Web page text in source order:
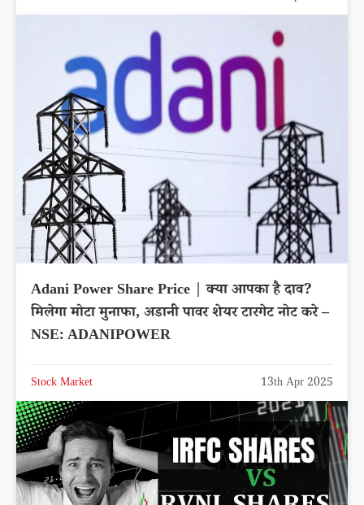
Adani Power Share Price | क्या आपका है दाव?
मिलेगा मोटा मुनाफा, अडानी पावर शेयर टारगेट नोट करे –
NSE: ADANIPOWER
Stock Market 13th Apr 2025